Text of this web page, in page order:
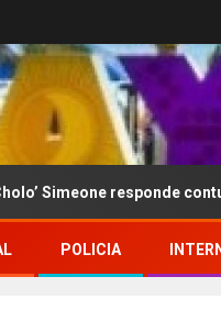
responde contundente
POLICIA